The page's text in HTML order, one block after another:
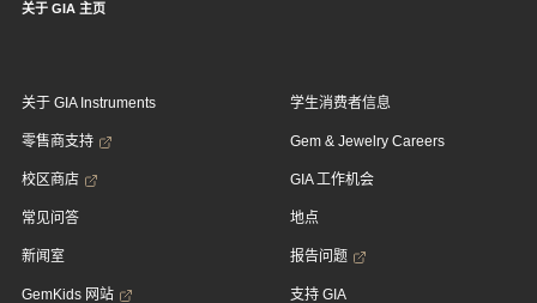
关于 GIA 主页
关于 GIA Instruments
零售商支持
校区商店
常见问答
新闻室
GemKids 网站
学生消费者信息
Gem & Jewelry Careers
GIA 工作机会
地点
报告问题
支持 GIA